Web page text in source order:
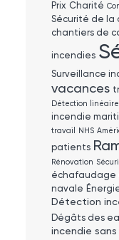
Prix Charité
Sécurité de la
chantiers de
incendies
Surveillance
vacances
Détection
incendie
travail
NHS
patients
Rénovation
échafaudage
navale
Détection
Dégâts des
incendie sans